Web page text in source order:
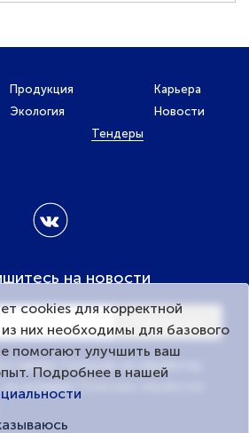
Продукция
Карьера
Экология
Новости
Тендеры
на новости
Подписаться
Согласие на обработку
условиях
cookies для корректной
них необходимы для базового
помогают улучшить ваш
Подробнее в нашей